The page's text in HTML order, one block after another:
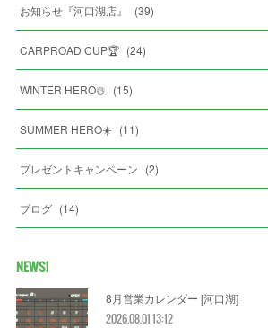
お知らせ『河口湖店』 (39)
CARPROAD CUP🏆 (24)
WINTER HERO☃️ (15)
SUMMER HERO☀️ (11)
プレゼントキャンペーン (2)
ブログ (14)
NEWS!
8月営業カレンダー [河口湖]
2026.08.01 13:12